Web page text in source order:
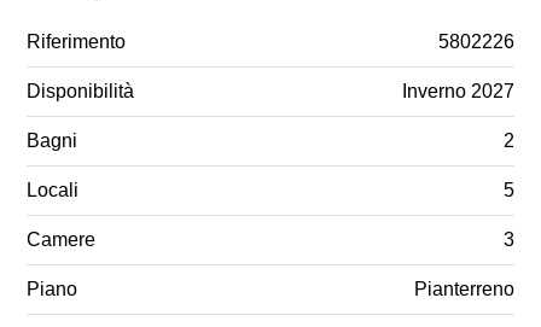
Riferimento 5802226
Disponibilità Inverno 2027
Bagni 2
Locali 5
Camere 3
Piano Pianterreno